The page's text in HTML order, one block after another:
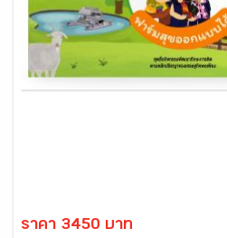
ราคา 3450 บาท